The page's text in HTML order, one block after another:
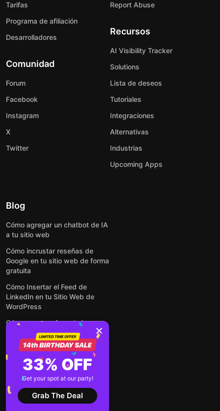
Tarifas
Programa de afiliación
Desarrolladores
Comunidad
Forum
Facebook
Instagram
X
Twitter
Report Abuse
Recursos
AI Visibility Tracker
Solutions
Lista de deseos
Tutoriales
Integraciones
Alternativas
Industrias
Upcoming Apps
Blog
Cómo agregar un chatbot de IA
a tu sitio web
Cómo incrustar reseñas de
Google en tu sitio web de forma
gratuita
Cómo Insertar el Feed de
LinkedIn en tu Sitio Web de
WordPress
Cómo crear un formulario para
WordPress: de manera simple y
rápida
Cómo incrustar formularios en
cualquier sitio web en línea y
gratis
Ver todas las entradas
33% OFF
Get your spot at our party!
Grab The Deal